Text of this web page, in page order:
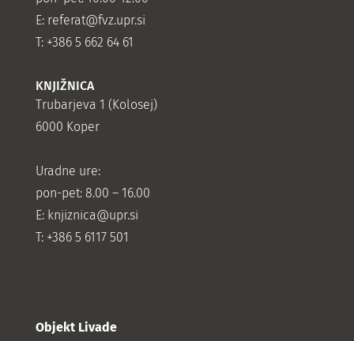
E: referat@fvz.upr.si
T: +386 5 662 64 61
KNJIŽNICA
Trubarjeva 1 (Kolosej)
6000 Koper
Uradne ure:
pon-pet: 8.00 – 16.00
E: knjiznica@upr.si
T: +386 5 6117 501
Objekt Livade